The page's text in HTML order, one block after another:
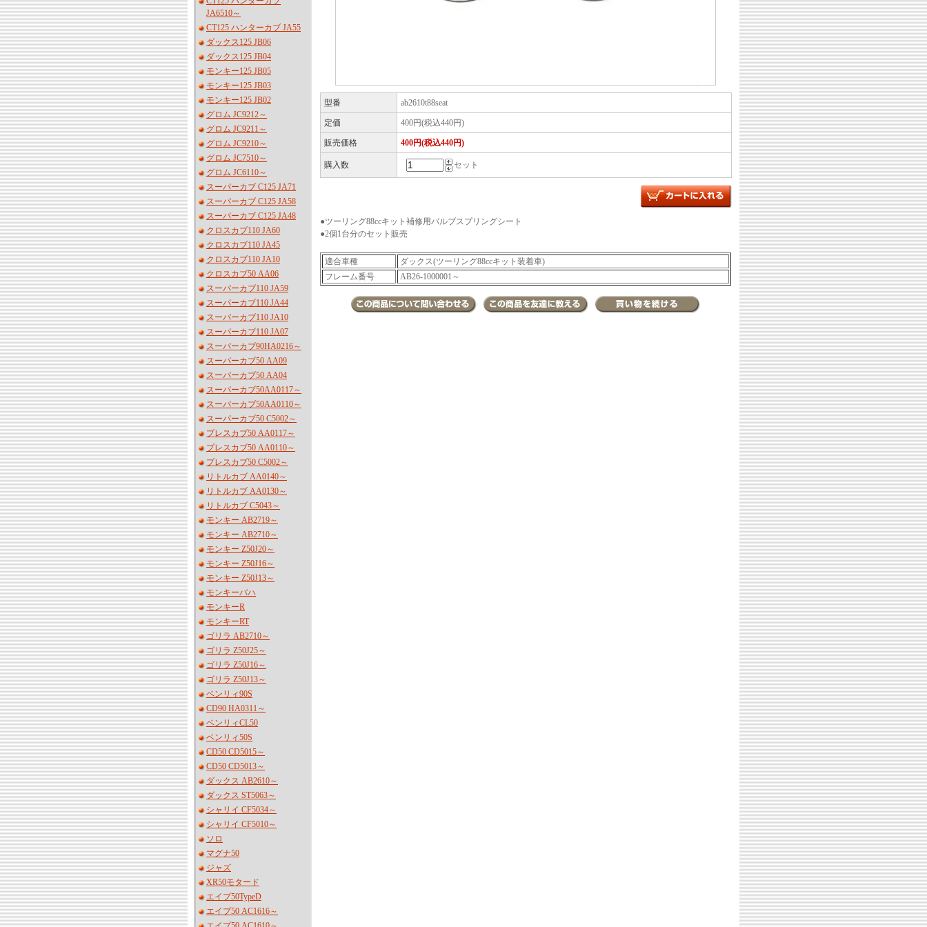
JA6510～
CT125 ハンターカブ JA55
ダックス125 JB06
ダックス125 JB04
モンキー125 JB05
モンキー125 JB03
モンキー125 JB02
グロム JC9212～
グロム JC9211～
グロム JC9210～
グロム JC7510～
グロム JC6110～
スーパーカブ C125 JA71
スーパーカブ C125 JA58
スーパーカブ C125 JA48
クロスカブ110 JA60
クロスカブ110 JA45
クロスカブ110 JA10
クロスカブ50 AA06
スーパーカブ110 JA59
スーパーカブ110 JA44
スーパーカブ110 JA10
スーパーカブ110 JA07
スーパーカブ90HA0216～
スーパーカブ50 AA09
スーパーカブ50 AA04
スーパーカブ50AA0117～
スーパーカブ50AA0110～
スーパーカブ50 C5002～
プレスカブ50 AA0117～
プレスカブ50 AA0110～
プレスカブ50 C5002～
リトルカブ AA0140～
リトルカブ AA0130～
リトルカブ C5043～
モンキー AB2719～
モンキー AB2710～
モンキー Z50J20～
モンキー Z50J16～
モンキー Z50J13～
モンキーバハ
モンキーR
モンキーRT
ゴリラ AB2710～
ゴリラ Z50J25～
ゴリラ Z50J16～
ゴリラ Z50J13～
ベンリィ90S
CD90 HA0311～
ベンリィCL50
ベンリィ50S
CD50 CD5015～
CD50 CD5013～
ダックス AB2610～
ダックス ST5063～
シャリイ CF5034～
シャリイ CF5010～
ソロ
マグナ50
ジャズ
XR50モタード
エイプ50TypeD
エイプ50 AC1616～
型番 ab2610t88seat
定価 400円(税込440円)
販売価格 400円(税込440円)
購入数 セット
●ツーリング88ccキット補修用バルブスプリングシート
●2個1台分のセット販売
適合車種
ダックス(ツーリング88ccキット装着車)
フレーム番号
AB26-1000001～